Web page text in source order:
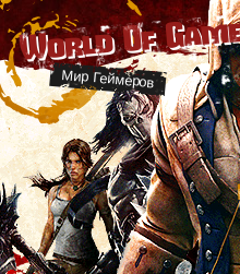
World Of
Мир Геймеров